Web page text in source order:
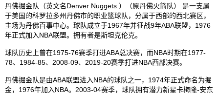
丹佛掘金队（英文名Denver Nuggets ）（原丹佛火箭队） 是一支属
于美国的科罗拉多州丹佛市的职业篮球队，分属于西部的西北赛区，
主场为丹佛百事中心。球队成立于1967年并征战9年ABA联盟，1976
年正式加入NBA联盟。拥有者是斯坦克伦克。
球队历史上曾在1975-76赛季打进ABA总决赛，而NBA时期在1977-
78、1984-85、2008-09、2019-20赛季打进NBA西部决赛。
丹佛掘金队是由ABA联盟进入NBA的球队之一，1974年正式命名为掘
金，1976年加入NBA。2003-04赛季，球队拥有潜力新星卡梅隆-安东